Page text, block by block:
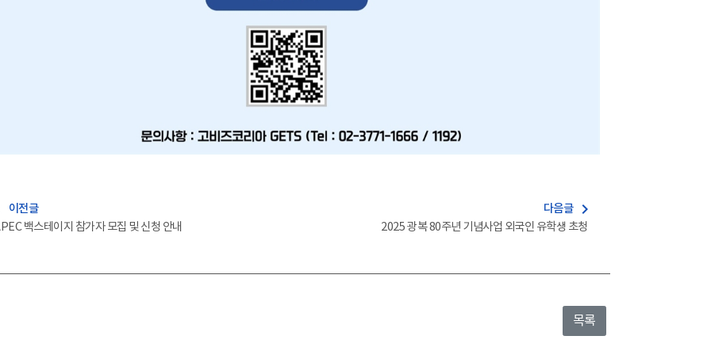
이전글
백스테이지 참가자 모집 및 신청 안내
다음글 navigate_next
2025 광복 80주년 기념사업 외국인 유학생 초청
목록